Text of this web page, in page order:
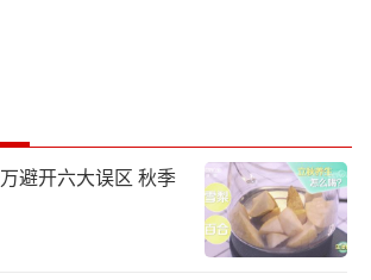
避开六大误区 秋季